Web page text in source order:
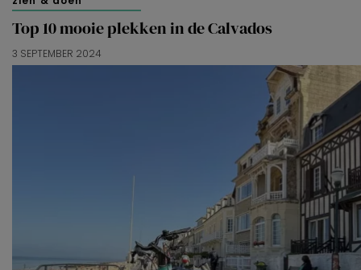
Top 10 mooie plekken in de Calvados
3 SEPTEMBER 2024